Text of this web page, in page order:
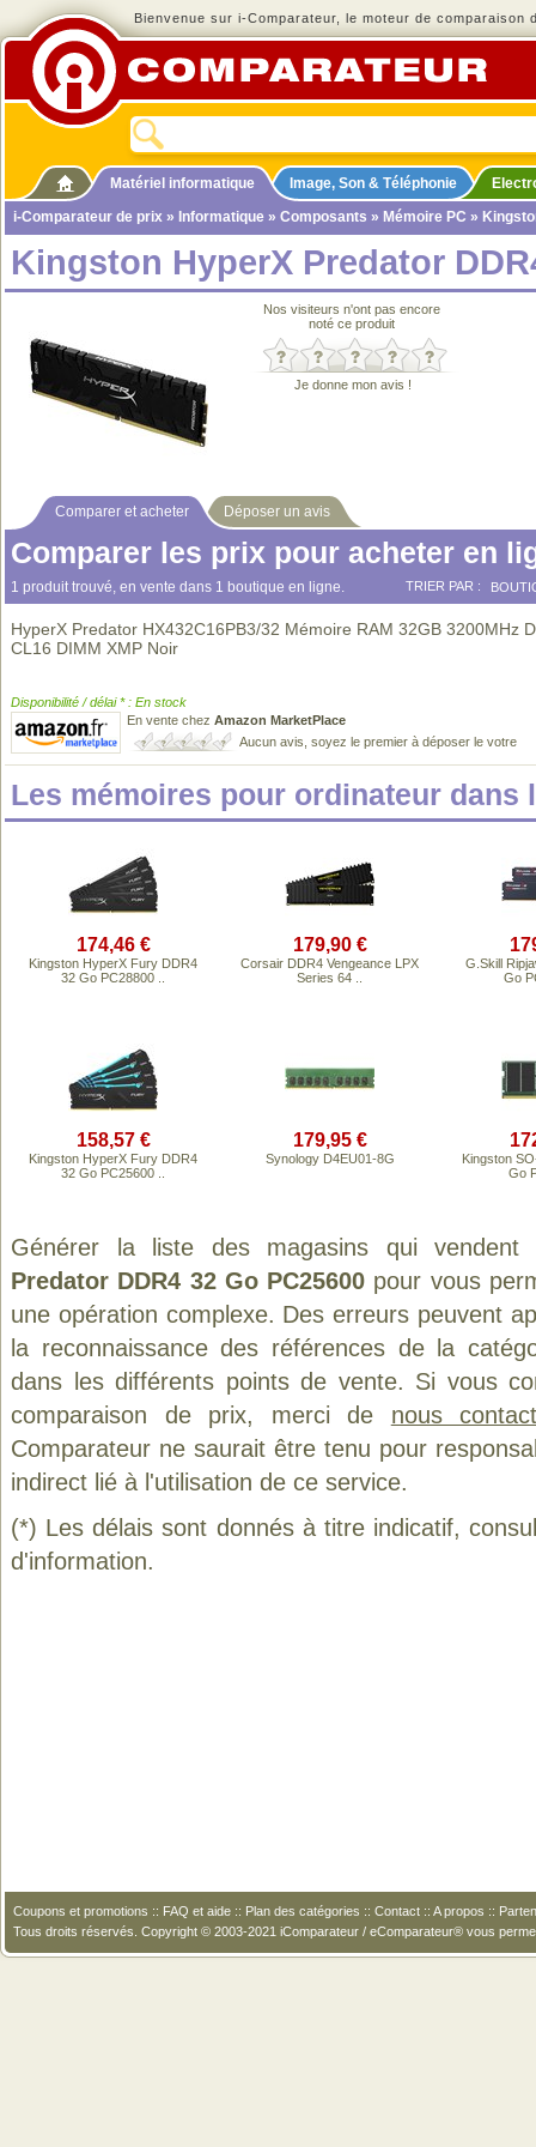
Bienvenue sur i-Comparateur, le moteur de comparaison
Matériel informatique Image, Son & Téléphonie
i-Comparateur de prix » Informatique » Composants » Mémoire PC »
Kingston HyperX Predator
Nos visiteurs n'ont pas encore
noté ce produit
Je donne mon avis !
Comparer et acheter Déposer un avis
Comparer les prix pour acheter en
1 produit trouvé, en vente dans 1 boutique en ligne. TRIER PAR :
HyperX Predator HX432C16PB3/32 Mémoire RAM 32GB 3200MHz
CL16 DIMM XMP Noir
Disponibilité / délai * : En stock
En vente chez Amazon MarketPlace
Aucun avis, soyez le premier à déposer le votre
Les mémoires pour ordinateur dans
174,46 €
Kingston HyperX Fury DDR4
32 Go PC28800 ..
179,90 €
Corsair DDR4 Vengeance LPX
Series 64 ..
G.Skill
Go
158,57 €
Kingston HyperX Fury DDR4
32 Go PC25600 ..
179,95 €
Synology D4EU01-8G
Kingston
Go
Générer la liste des magasins qui
Predator DDR4 32 Go PC25600 pour vous
une opération complexe. Des erreurs peuvent
la reconnaissance des références de la
dans les différents points de vente. Si vous
comparaison de prix, merci de nous
Comparateur ne saurait être tenu pour
indirect lié à l'utilisation de ce service.
(*) Les délais sont donnés à titre indicatif,
d'information.
Coupons et promotions :: FAQ et aide :: Plan des catégories :: Contact :: A propos ::
Tous droits réservés. Copyright © 2003-2021 iComparateur / eComparateur® vous